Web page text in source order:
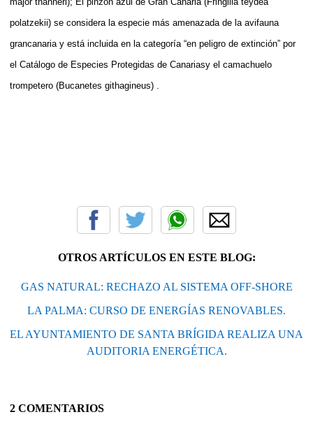
polatzekii) se considera la especie más amenazada de la avifauna
grancanaria y está incluida en la categoría “en peligro de extinción” por
el Catálogo de Especies Protegidas de Canariasy el camachuelo
trompetero (Bucanetes githagineus) .
OTROS ARTÍCULOS EN ESTE BLOG:
GAS NATURAL: RECHAZO AL SISTEMA OFF-SHORE
LA PALMA: CURSO DE ENERGÍAS RENOVABLES.
EL AYUNTAMIENTO DE SANTA BRÍGIDA REALIZA UNA
AUDITORIA ENERGÉTICA.
2 COMENTARIOS